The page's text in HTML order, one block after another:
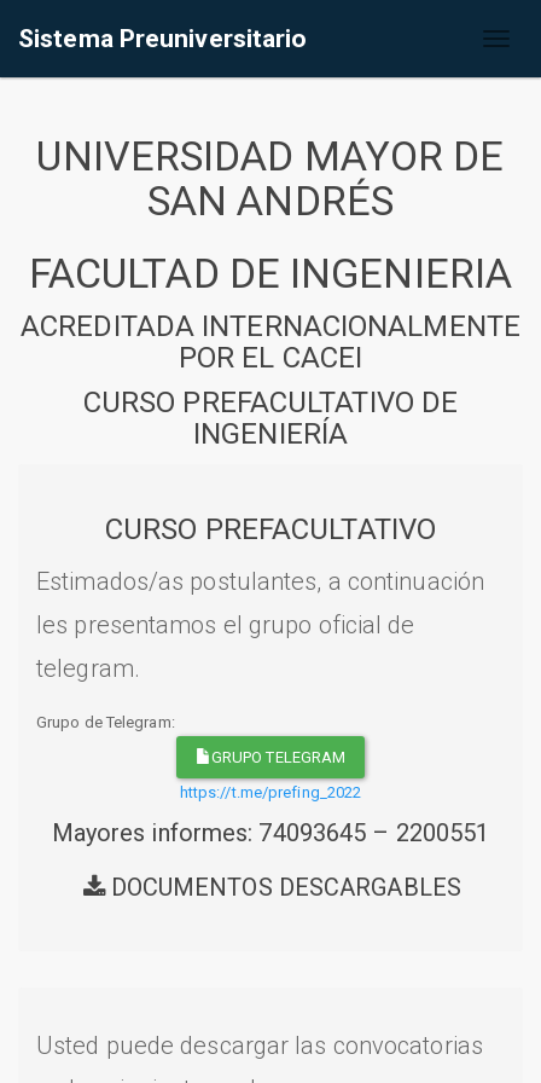
Sistema Preuniversitario
UNIVERSIDAD MAYOR DE
SAN ANDRÉS
FACULTAD DE INGENIERIA
ACREDITADA INTERNACIONALMENTE
POR EL CACEI
CURSO PREFACULTATIVO DE
INGENIERÍA
CURSO PREFACULTATIVO
Estimados/as postulantes, a continuación
les presentamos el grupo oficial de
telegram.
Grupo de Telegram:
GRUPO TELEGRAM
https://t.me/prefing_2022
Mayores informes: 74093645 – 2200551
DOCUMENTOS DESCARGABLES
Usted puede descargar las convocatorias